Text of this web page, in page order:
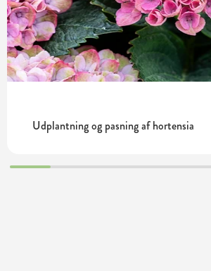
Udplantning og pasning af hortensia